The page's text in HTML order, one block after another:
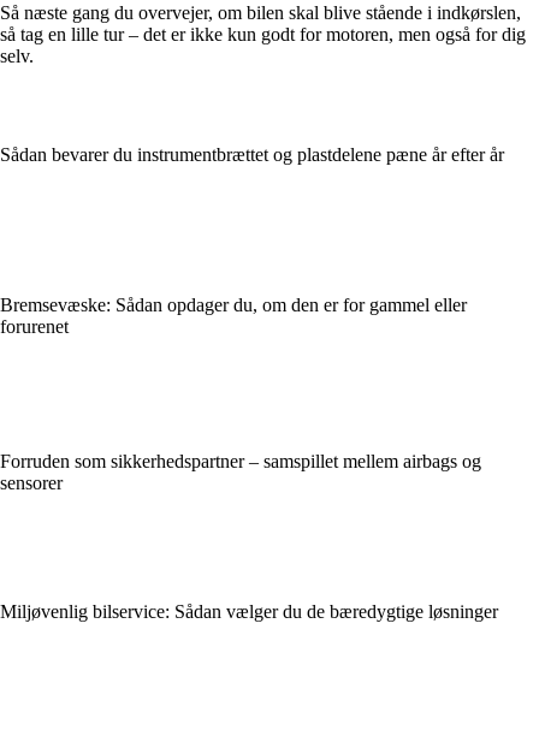
Så næste gang du overvejer, om bilen skal blive stående i indkørslen,
så tag en lille tur – det er ikke kun godt for motoren, men også for dig
selv.
Sådan bevarer du instrumentbrættet og plastdelene pæne år efter år
Bremsevæske: Sådan opdager du, om den er for gammel eller
forurenet
Forruden som sikkerhedspartner – samspillet mellem airbags og
sensorer
Miljøvenlig bilservice: Sådan vælger du de bæredygtige løsninger